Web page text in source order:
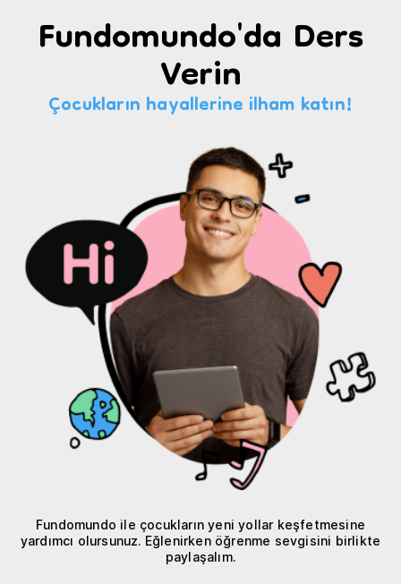
Fundomundo'da Ders
Verin
Çocukların hayallerine ilham katın!
Fundomundo ile çocukların yeni yollar keşfetmesine
yardımcı olursunuz. Eğlenirken öğrenme sevgisini birlikte
paylaşalım.